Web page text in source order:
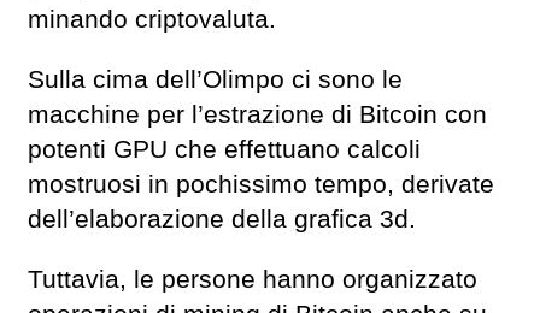
minando criptovaluta.
Sulla cima dell’Olimpo ci sono le
macchine per l’estrazione di Bitcoin con
potenti GPU che effettuano calcoli
mostruosi in pochissimo tempo, derivate
dell’elaborazione della grafica 3d.
Tuttavia, le persone hanno organizzato